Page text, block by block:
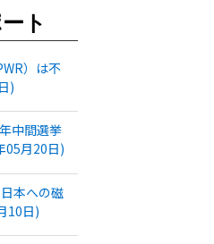
ト
）は不
)
中間選挙
05月20日)
本への磁
10日)